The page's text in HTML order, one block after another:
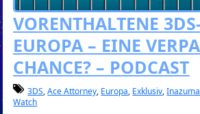
VORENTHALTENE
EUROPA – EINE
CHANCE? – PODCAST
3DS,Ace Attorney, Europa, Exklusiv,
Watch